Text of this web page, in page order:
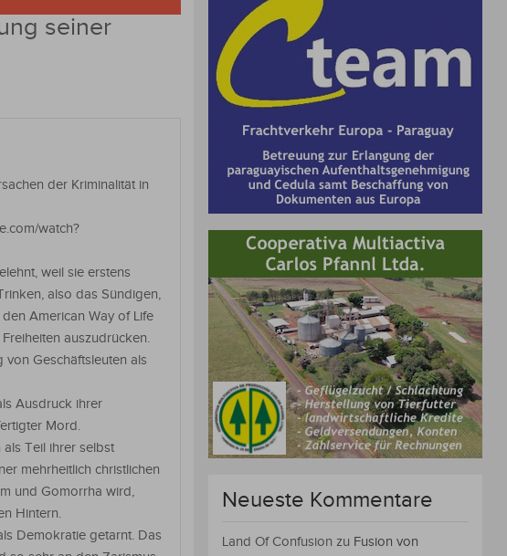
seiner
der Kriminalität in
watch?
weil sie erstens
also das Sündigen,
American Way of Life
auszudrücken.
Geschäftsleuten als
Ausdruck ihrer
Mord.
Teil ihrer selbst
mehrheitlich christlichen
und Gomorrha wird,
Hintern.
Demokratie getarnt. Das
Neueste Kommentare
Land Of Confusion zu Fusion von